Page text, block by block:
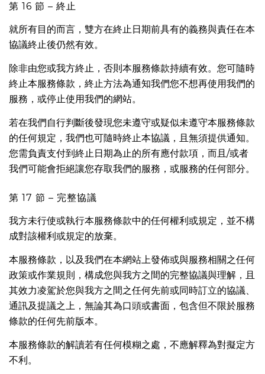
第 16 節 – 終止
就所有目的而言，雙方在終止日期前具有的義務與責任在本
協議終止後仍然有效。
除非由您或我方終止，否則本服務條款持續有效。您可隨時
終止本服務條款，終止方法為通知我們您不想再使用我們的
服務，或停止使用我們的網站。
若在我們自行判斷後發現您未遵守或疑似未遵守本服務條款
的任何規定，我們也可隨時終止本協議，且無須提供通知。
您需負責支付到終止日期為止的所有應付款項，而且/或者
我們可能會拒絕讓您存取我們的服務，或服務的任何部分。
第 17 節 – 完整協議
我方未行使或執行本服務條款中的任何權利或規定，並不構
成對該權利或規定的放棄。
本服務條款，以及我們在本網站上發佈或與服務相關之任何
政策或作業規則，構成您與我方之間的完整協議與理解，且
其效力凌駕於您與我方之間之任何先前或同時訂立的協議、
通訊及提議之上，無論其為口頭或書面，包含但不限於服務
條款的任何先前版本。
本服務條款的解讀若有任何模糊之處，不應解釋為對擬定方
不利。